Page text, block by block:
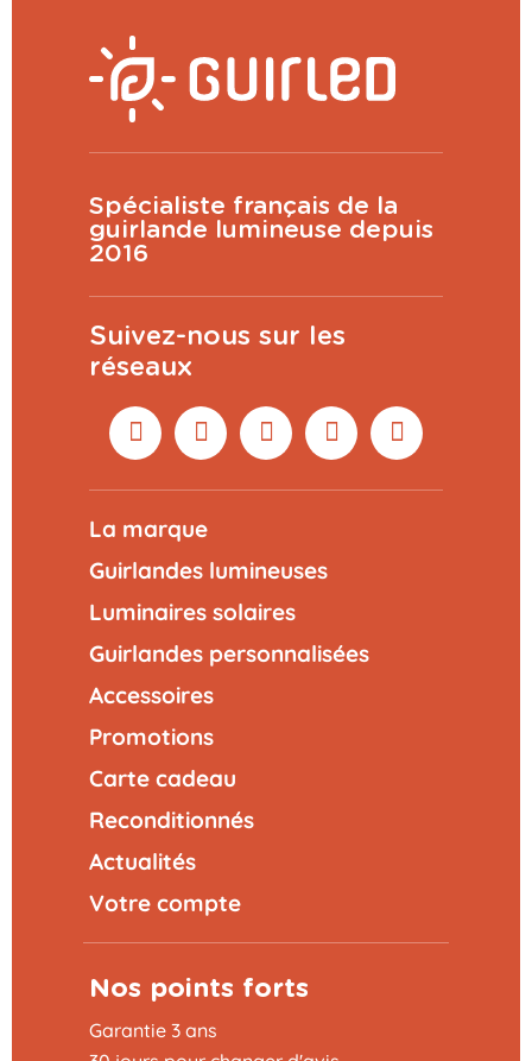
Spécialiste français de la
guirlande lumineuse depuis
2016
Suivez-nous sur les
réseaux
La marque
Guirlandes lumineuses
Luminaires solaires
Guirlandes personnalisées
Accessoires
Promotions
Carte cadeau
Reconditionnés
Actualités
Votre compte
Nos points forts
Garantie 3 ans